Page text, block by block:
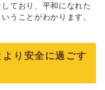
ており、平和になれた
うことがわかります。
り安全に過ごす